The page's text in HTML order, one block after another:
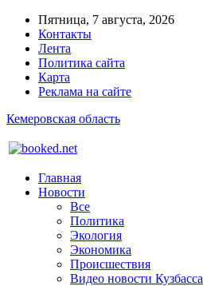
Пятница, 7 августа, 2026
Контакты
Лента
Политика сайта
Карта
Реклама на сайте
Кемеровская область
Главная
Новости
Все
Политика
Экология
Экономика
Происшествия
Видео новости Кузбасса